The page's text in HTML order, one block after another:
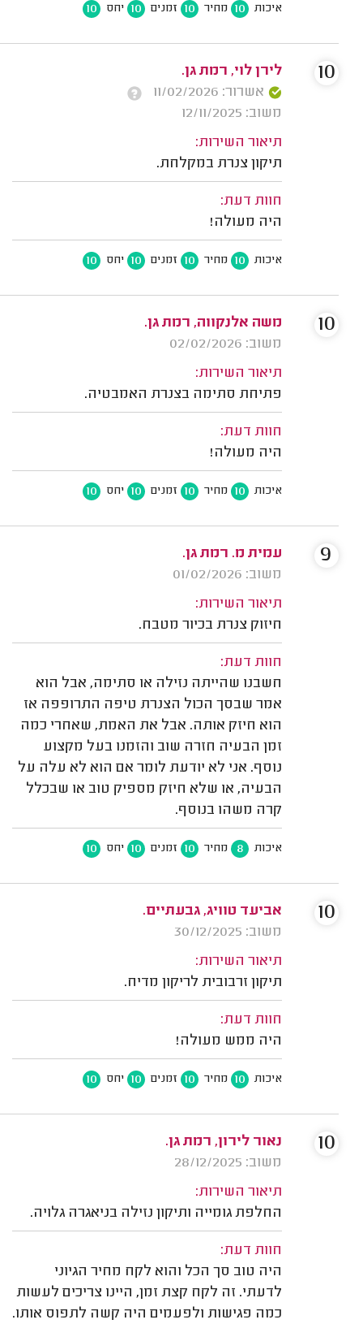
איכות 10 מחיר 10 זמנים 10 יחס 10
לירן לוי, רמת גן.
אשרור: 11/02/2026
משוב: 12/11/2025
תיאור השירות:
תיקון צנרת במקלחת.
חוות דעת:
היה מעולה!
איכות 10 מחיר 10 זמנים 10 יחס 10
10
משה אלנקווה, רמת גן.
משוב: 02/02/2026
תיאור השירות:
פתיחת סתימה בצנרת האמבטיה.
חוות דעת:
היה מעולה!
איכות 10 מחיר 10 זמנים 10 יחס 10
10
עמית מ. רמת גן.
משוב: 01/02/2026
תיאור השירות:
חיזוק צנרת בכיור מטבח.
חוות דעת:
חשבנו שהייתה נזילה או סתימה, אבל הוא
אמר שבסך הכול הצנרת טיפה התרופפה אז
הוא חיזק אותה. אבל את האמת, שאחרי כמה
זמן הבעיה חזרה שוב והזמנו בעל מקצוע
נוסף. אני לא יודעת לומר אם הוא לא עלה על
הבעיה, או שלא חיזק מספיק טוב או שבכלל
קרה משהו בנוסף.
איכות 8 מחיר 10 זמנים 10 יחס 10
9
אביעד טוויג, גבעתיים.
משוב: 30/12/2025
תיאור השירות:
תיקון זרבובית לריקון מדיח.
חוות דעת:
היה ממש מעולה!
איכות 10 מחיר 10 זמנים 10 יחס 10
10
נאור לירון, רמת גן.
משוב: 28/12/2025
תיאור השירות:
החלפת גומייה ותיקון נזילה בניאגרה גלויה.
חוות דעת:
היה טוב סך הכל והוא לקח מחיר הגיוני
לדעתי. זה לקח קצת זמן, היינו צריכים לעשות
כמה פגישות ולפעמים היה קשה לתפוס אותו.
10